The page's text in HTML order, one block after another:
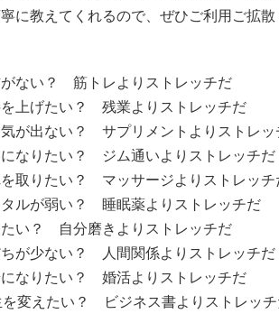
に教えてくれるので、ぜひご利用ご拡散
ない？ 筋トレよりストレッチだ
上げたい？ 残業よりストレッチだ
が出ない？ サプリメントよりストレ
なりたい？ ジム通いよりストレッチだ
取りたい？ マッサージよりストレッチ
ルが弱い？ 睡眠薬よりストレッチだ
い？ 自分磨きよりストレッチだ
が少ない？ 人間関係よりストレッチだ
なりたい？ 婚活よりストレッチだ
変えたい？ ビジネス書よりストレッチ